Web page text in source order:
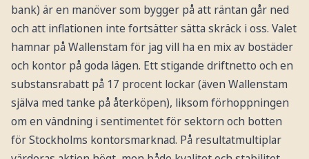
bank) är en manöver som bygger på att räntan går ned
och att inflationen inte fortsätter sätta skräck i oss. Valet
hamnar på Wallenstam för jag vill ha en mix av bostäder
och kontor på goda lägen. Ett stigande driftnetto och en
substansrabatt på 17 procent lockar (även Wallenstam
själva med tanke på återköpen), liksom förhoppningen
om en vändning i sentimentet för sektorn och botten
för Stockholms kontorsmarknad. På resultatmultiplar